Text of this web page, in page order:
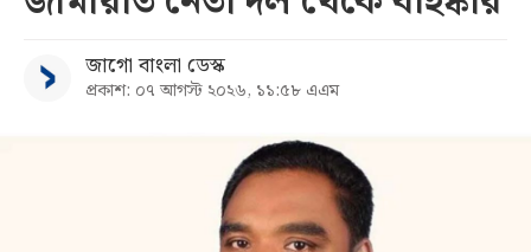
জাগো বাংলা ডেস্ক
প্রকাশ: ০৭ আগস্ট ২০২৬, ১১:৫৮ এএম